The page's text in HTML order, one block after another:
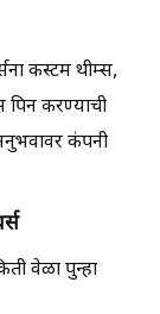
कस्टम थीम्स,
पिन करण्याची
कंपनी
वेळा पुन्हा